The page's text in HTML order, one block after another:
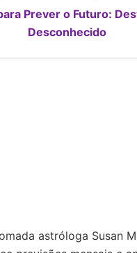
Prever o Futuro:
Desconhecido
astróloga Susan